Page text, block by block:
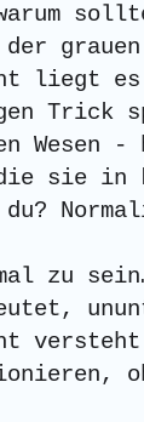
grauen
liegt es
Trick
Wesen
sie in
du?
zu